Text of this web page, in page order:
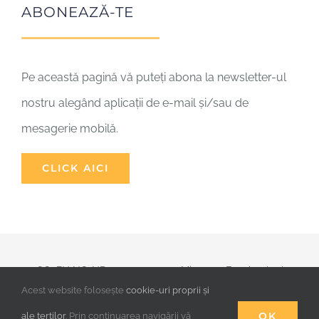
Împărtășirea
Biserica – comuniune
Dialogul între religii
Amici
ABONEAZĂ-TE
Pe această pagină vă puteți abona la newsletter-ul
nostru alegând aplicații de e-mail și/sau de
mesagerie mobilă.
CLICK AICI
CC (BY-NC-ND) 8 august 2026 Mișcarea Focolarelor |
Privacy|Cookies| Protecția minorilor
Acest website folosește cookie-uri proprii și
ale terților. Prin continuarea navigării vă OK